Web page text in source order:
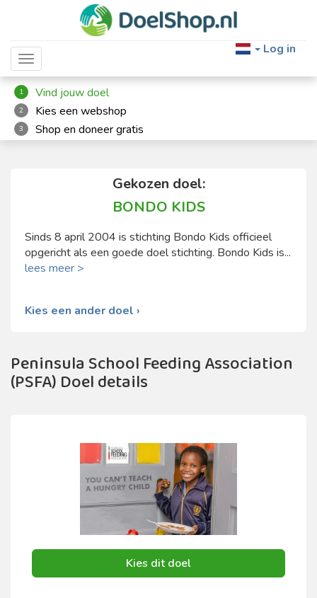
Toggle navigation
Log in
1 Vind jouw doel
2 Kies een webshop
3 Shop en doneer gratis
Gekozen doel:
BONDO KIDS
Sinds 8 april 2004 is stichting Bondo Kids officieel
opgericht als een goede doel stichting. Bondo Kids is...
lees meer >
Kies een ander doel ›
Peninsula School Feeding Association
(PSFA) Doel details
Kies dit doel